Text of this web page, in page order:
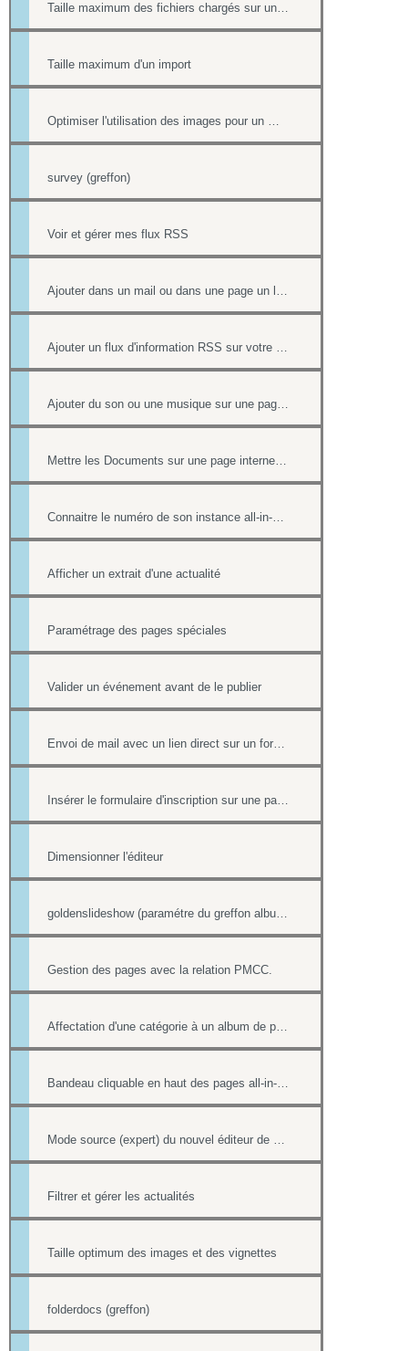
Taille maximum des fichiers chargés sur un site
Taille maximum d'un import
Optimiser l'utilisation des images pour un meilleur référencement
survey (greffon)
Voir et gérer mes flux RSS
Ajouter dans un mail ou dans une page un lien vers un document stocké dans l'onglet Document
Ajouter un flux d'information RSS sur votre site internet
Ajouter du son ou une musique sur une page de votre site
Mettre les Documents sur une page internet ou intranet
Connaitre le numéro de son instance all-in-web ou le numéro d'une page
Afficher un extrait d'une actualité
Paramétrage des pages spéciales
Valider un événement avant de le publier
Envoi de mail avec un lien direct sur un formulaire, pré-rempli avec les informations du contact
Insérer le formulaire d'inscription sur une page
Dimensionner l'éditeur
goldenslideshow (paramétre du greffon album)
Gestion des pages avec la relation PMCC.
Affectation d'une catégorie à un album de photos
Bandeau cliquable en haut des pages all-in-web
Mode source (expert) du nouvel éditeur de page html
Filtrer et gérer les actualités
Taille optimum des images et des vignettes
folderdocs (greffon)